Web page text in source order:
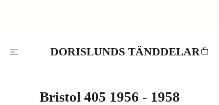
DORISLUNDS TÄNDDELAR
Bristol 405 1956 - 1958